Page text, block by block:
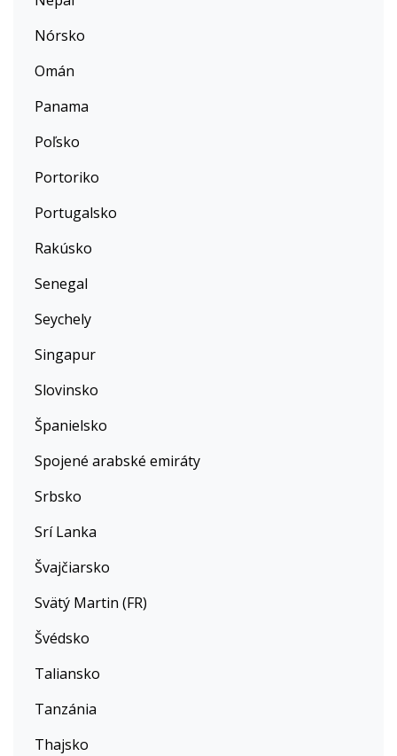
Nórsko
Omán
Panama
Poľsko
Portoriko
Portugalsko
Rakúsko
Senegal
Seychely
Singapur
Slovinsko
Španielsko
Spojené arabské emiráty
Srbsko
Srí Lanka
Švajčiarsko
Svätý Martin (FR)
Švédsko
Taliansko
Tanzánia
Thajsko